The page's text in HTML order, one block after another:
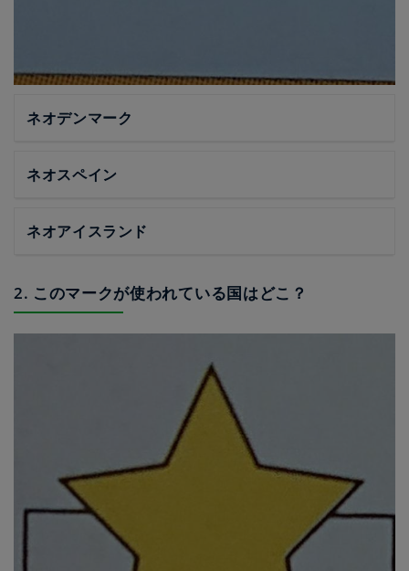
ネオデンマーク
ネオスペイン
ネオアイスランド
2. このマークが使われている国はどこ？